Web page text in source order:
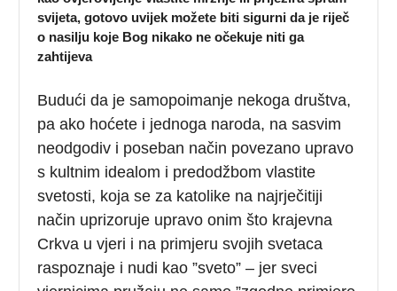
svijeta, gotovo uvijek možete biti sigurni da je riječ
o nasilju koje Bog nikako ne očekuje niti ga
zahtijeva
Budući da je samopoimanje nekoga društva,
pa ako hoćete i jednoga naroda, na sasvim
neodgodiv i poseban način povezano upravo
s kultnim idealom i predodžbom vlastite
svetosti, koja se za katolike na najrječitiji
način uprizoruje upravo onim što krajevna
Crkva u vjeri i na primjeru svojih svetaca
raspoznaje i nudi kao ”sveto” – jer sveci